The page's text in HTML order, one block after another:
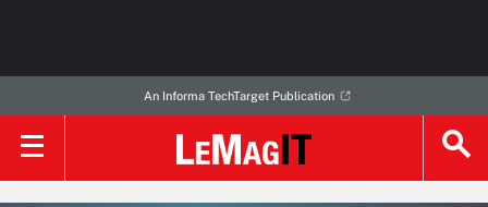
An Informa TechTarget Publication